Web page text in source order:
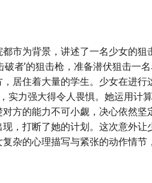
市为背景，讲述了一名少女的狙
者’的狙击枪，准备潜伏狙击一名
居住着大量的学生。少女在进行
实力强大得令人畏惧。她运用计
方的能力不可小觑，决心依然坚
，打断了她的计划。这次意外让
杂的心理描写与紧张的动作情节